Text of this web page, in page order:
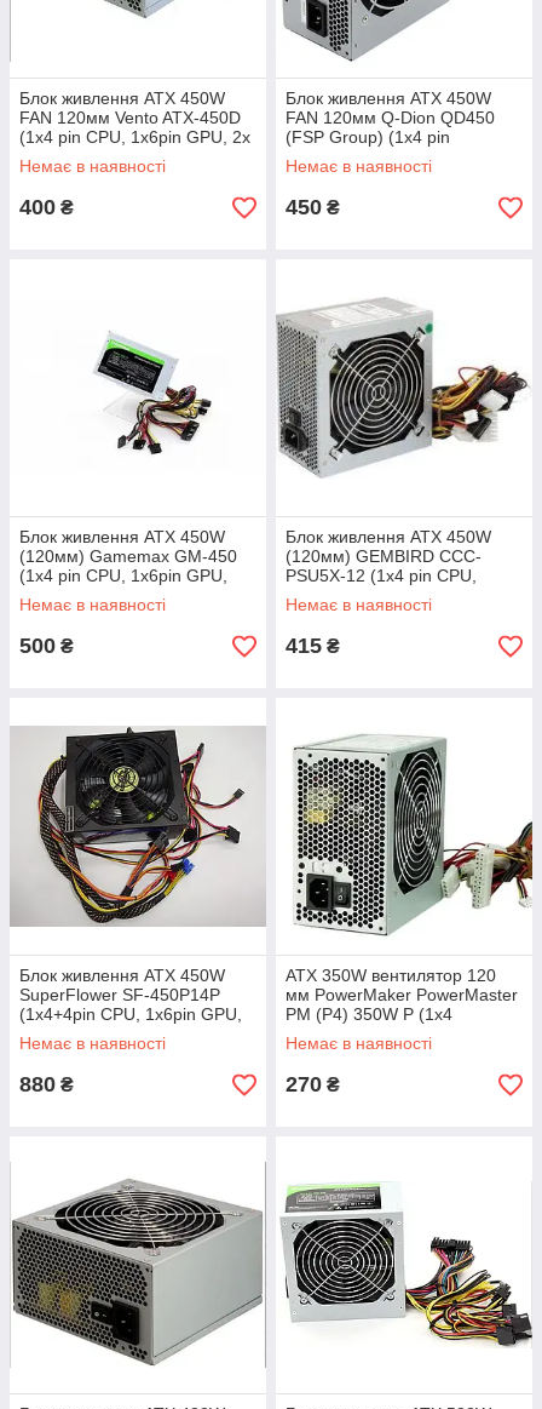
Блок живлення ATX 450W
FAN 120мм Vento ATX-450D
(1х4 pin CPU, 1x6pin GPU, 2x
SATA)
Немає в наявності
400 ₴
Блок живлення ATX 450W
FAN 120мм Q-Dion QD450
(FSP Group) (1х4 pin
CPU,1x6pin GPU, 2xSATA) бв
Немає в наявності
450 ₴
Блок живлення ATX 450W
(120мм) Gamemax GM-450
(1х4 pin CPU, 1x6pin GPU,
2xSATA)
Немає в наявності
500 ₴
Блок живлення ATX 450W
(120мм) GEMBIRD CCC-
PSU5X-12 (1х4 pin CPU,
1x6pin GPU, 2xSATA) бу
Немає в наявності
415 ₴
Блок живлення ATX 450W
SuperFlower SF-450P14P
(1x4+4pin CPU, 1х6pin GPU,
3xSATA, 3xmolex) 80 Plus
Bronze
Немає в наявності
880 ₴
ATX 350W вентилятор 120
мм PowerMaker PowerMaster
PM (P4) 350W P (1x4
-контактний процесор, 1x6
штифт GPU, 2x SATA, 4x
Немає в наявності
270 ₴